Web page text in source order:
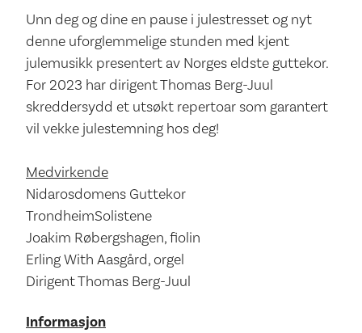
Unn deg og dine en pause i julestresset og nyt
denne uforglemmelige stunden med kjent
julemusikk presentert av Norges eldste guttekor.
For 2023 har dirigent Thomas Berg-Juul
skreddersydd et utsøkt repertoar som garantert
vil vekke julestemning hos deg!
Medvirkende
Nidarosdomens Guttekor
TrondheimSolistene
Joakim Røbergshagen, fiolin
Erling With Aasgård, orgel
Dirigent Thomas Berg-Juul
Informasjon